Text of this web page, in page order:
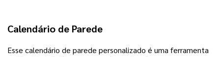
Calendário de Parede
Esse calendário de parede personalizado é uma ferramenta